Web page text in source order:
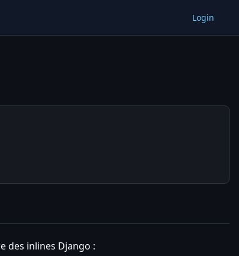
Login
des inlines Django :